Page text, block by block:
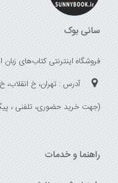
سانی بوک
فروشگاه اینترنتی کتاب‌های زبان
آدرس : تهران، خ انقلاب، خ
(جهت خرید حضوری، تلفنی ، پیگیری سفارشات
راهنما و خدمات